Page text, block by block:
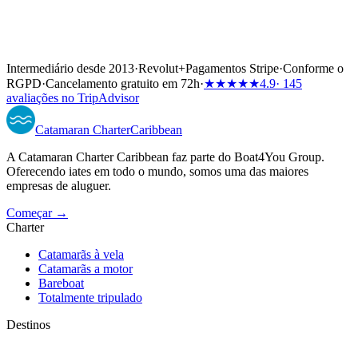
Intermediário desde 2013·Revolut+Pagamentos Stripe·Conforme o
RGPD·Cancelamento gratuito em 72h·★★★★★4.9· 145
avaliações no TripAdvisor
Catamaran CharterCaribbean
A Catamaran Charter Caribbean faz parte do Boat4You Group.
Oferecendo iates em todo o mundo, somos uma das maiores
empresas de aluguer.
Começar →
Charter
Catamarãs à vela
Catamarãs a motor
Bareboat
Totalmente tripulado
Destinos